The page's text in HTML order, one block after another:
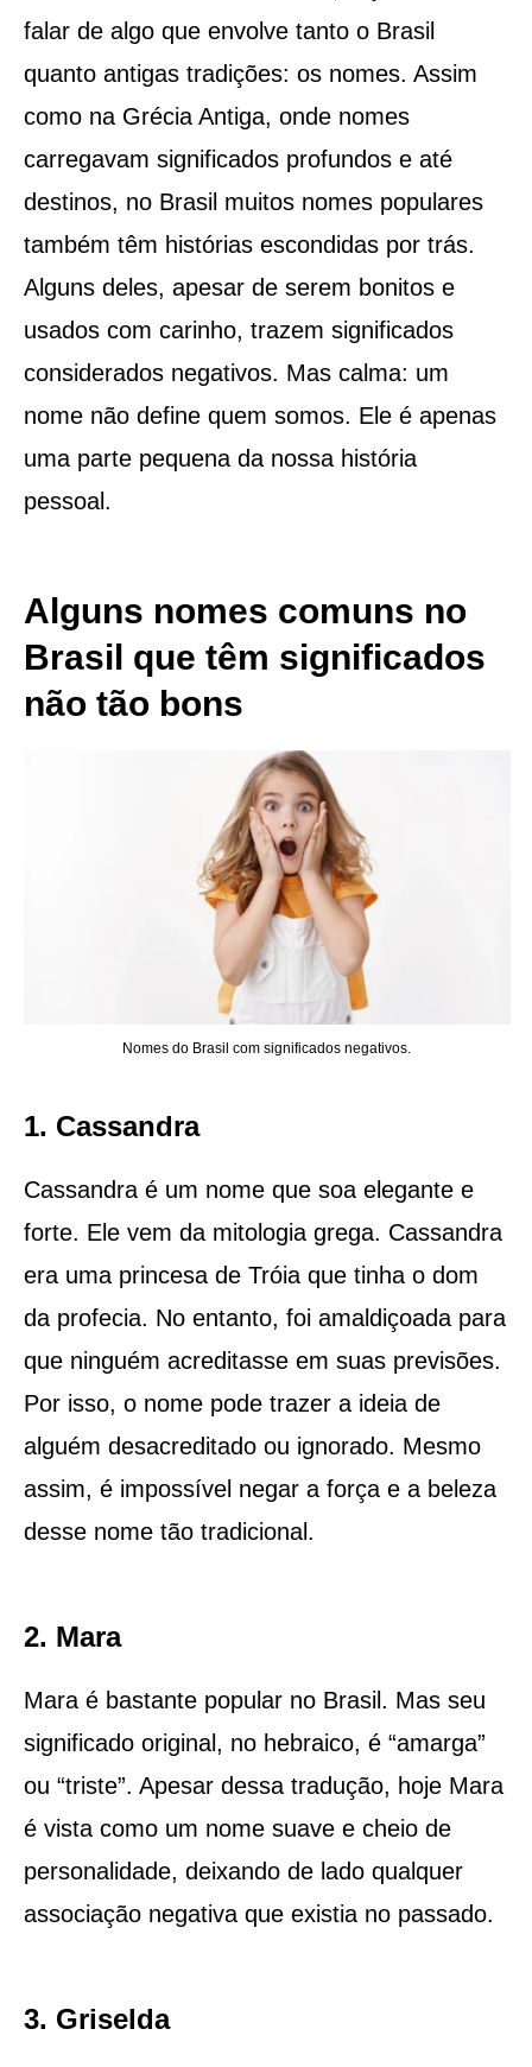
falar de algo que envolve tanto o Brasil
quanto antigas tradições: os nomes. Assim
como na Grécia Antiga, onde nomes
carregavam significados profundos e até
destinos, no Brasil muitos nomes populares
também têm histórias escondidas por trás.
Alguns deles, apesar de serem bonitos e
usados com carinho, trazem significados
considerados negativos. Mas calma: um
nome não define quem somos. Ele é apenas
uma parte pequena da nossa história
pessoal.
Alguns nomes comuns no
Brasil que têm significados
não tão bons
Nomes do Brasil com significados negativos.
1. Cassandra
Cassandra é um nome que soa elegante e
forte. Ele vem da mitologia grega. Cassandra
era uma princesa de Tróia que tinha o dom
da profecia. No entanto, foi amaldiçoada para
que ninguém acreditasse em suas previsões.
Por isso, o nome pode trazer a ideia de
alguém desacreditado ou ignorado. Mesmo
assim, é impossível negar a força e a beleza
desse nome tão tradicional.
2. Mara
Mara é bastante popular no Brasil. Mas seu
significado original, no hebraico, é “amarga”
ou “triste”. Apesar dessa tradução, hoje Mara
é vista como um nome suave e cheio de
personalidade, deixando de lado qualquer
associação negativa que existia no passado.
3. Griselda